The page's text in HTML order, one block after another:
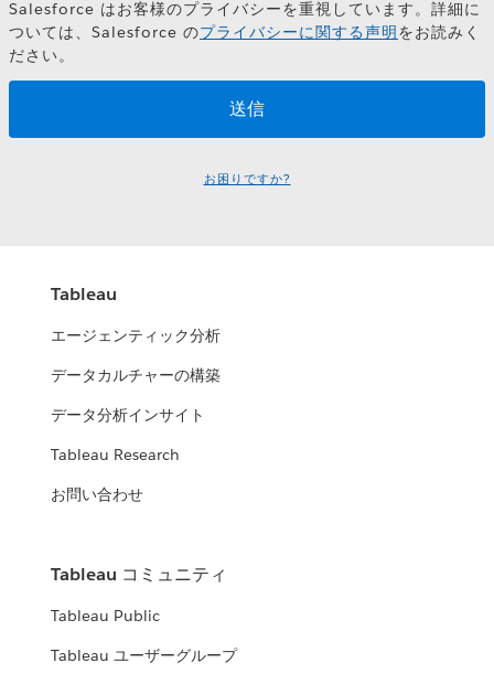
Salesforce はお客様のプライバシーを重視しています。詳細に
ついては、Salesforce のプライバシーに関する声明をお読みく
ださい。
お困りですか?
Tableau
エージェンティック分析
データカルチャーの構築
データ分析インサイト
Tableau Research
お問い合わせ
Tableau コミュニティ
Tableau Public
Tableau ユーザーグループ